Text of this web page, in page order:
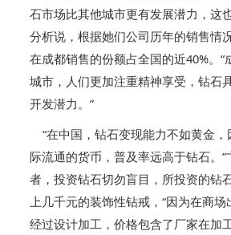
石市场比其他城市更有发展潜力，这
分析说，根据她们公司历年的销售情
在成都销售的份额占全国的近40%。“
城市，人们更加注重精神享受，钻石
开发潜力。”
“在中国，钻石变现能力不如黄金，
际流通的货币，普及率远高于钻石。”
者，投资钻石切勿盲目，所投资的钻
上几千元的装饰性钻戒，“因为在商场
经过设计加工，价格包含了厂家在加